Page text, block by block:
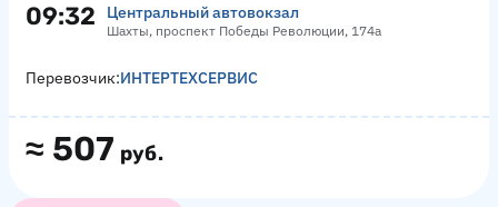
09:32 Центральный автовокзал
Шахты, проспект Победы Революции, 174а
≈ 507 руб.
Перевозчик:ИНТЕРТЕХСЕРВИС